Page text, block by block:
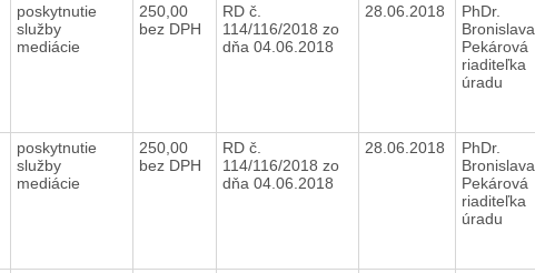
poskytnutie
služby
mediácie
250,00
bez DPH
RD č.
114/116/2018 zo
dňa 04.06.2018
28.06.2018
PhDr.
Bronislava
Pekárová
riaditeľka
úradu
poskytnutie
služby
mediácie
250,00
bez DPH
RD č.
114/116/2018 zo
dňa 04.06.2018
28.06.2018
PhDr.
Bronislava
Pekárová
riaditeľka
úradu